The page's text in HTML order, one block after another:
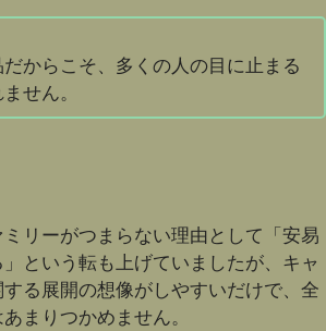
からこそ、多くの人の目に止まる
せん。
リーがつまらない理由として「安易
という転も上げていましたが、キャ
る展開の想像がしやすいだけで、全
まりつかめません。